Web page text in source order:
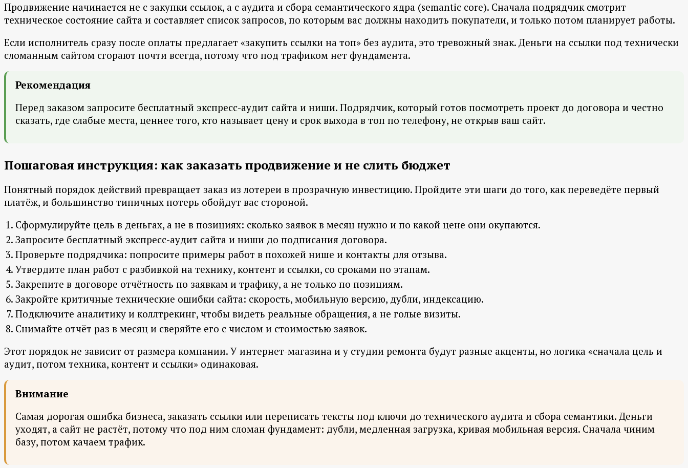
Продвижение начинается не с закупки ссылок, а с аудита и сбора семантического ядра (semantic core). Сначала подрядчик смотрит
техническое состояние сайта и составляет список запросов, по которым вас должны находить покупатели, и только потом планирует работы.
Если исполнитель сразу после оплаты предлагает «закупить ссылки на топ» без аудита, это тревожный знак. Деньги на ссылки под технически
сломанным сайтом сгорают почти всегда, потому что под трафиком нет фундамента.
Рекомендация
Перед заказом запросите бесплатный экспресс-аудит сайта и ниши. Подрядчик, который готов посмотреть проект до договора и честно
сказать, где слабые места, ценнее того, кто называет цену и срок выхода в топ по телефону, не открыв ваш сайт.
Пошаговая инструкция: как заказать продвижение и не слить бюджет
Понятный порядок действий превращает заказ из лотереи в прозрачную инвестицию. Пройдите эти шаги до того, как переведёте первый
платёж, и большинство типичных потерь обойдут вас стороной.
Сформулируйте цель в деньгах, а не в позициях: сколько заявок в месяц нужно и по какой цене они окупаются.
Запросите бесплатный экспресс-аудит сайта и ниши до подписания договора.
Проверьте подрядчика: попросите примеры работ в похожей нише и контакты для отзыва.
Утвердите план работ с разбивкой на технику, контент и ссылки, со сроками по этапам.
Закрепите в договоре отчётность по заявкам и трафику, а не только по позициям.
Закройте критичные технические ошибки сайта: скорость, мобильную версию, дубли, индексацию.
Подключите аналитику и коллтрекинг, чтобы видеть реальные обращения, а не голые визиты.
Снимайте отчёт раз в месяц и сверяйте его с числом и стоимостью заявок.
Этот порядок не зависит от размера компании. У интернет-магазина и у студии ремонта будут разные акценты, но логика «сначала цель и
аудит, потом техника, контент и ссылки» одинаковая.
Внимание
Самая дорогая ошибка бизнеса, заказать ссылки или переписать тексты под ключи до технического аудита и сбора семантики. Деньги
уходят, а сайт не растёт, потому что под ним сломан фундамент: дубли, медленная загрузка, кривая мобильная версия. Сначала чиним
базу, потом качаем трафик.